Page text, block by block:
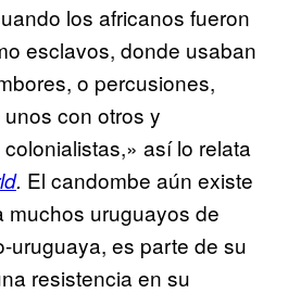
los africanos fueron
esclavos, donde usaban
o percusiones,
con otros y
así lo relata
. El candombe aún existe
muchos uruguayos de
uruguaya, es parte de su
resistencia en su